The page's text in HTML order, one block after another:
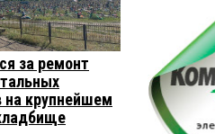
за ремонт
на крупнейшем